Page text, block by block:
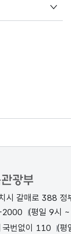
시 갈매로 388 정
(평일 9시
국번없이 110 (평